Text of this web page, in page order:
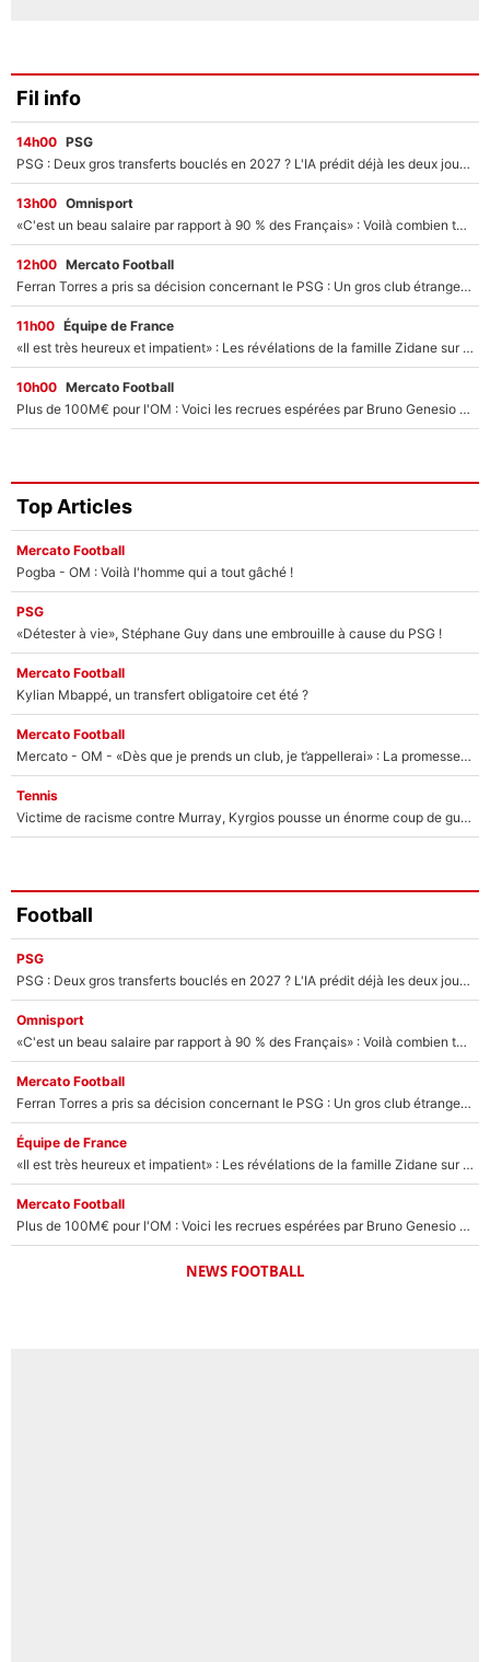
Fil info
14h00 PSG
PSG : Deux gros transferts bouclés en 2027 ? L'IA prédit déjà les deux joueurs qui pourraient rejoindre Luis Enrique !
13h00 Omnisport
«C'est un beau salaire par rapport à 90 % des Français» : Voilà combien touchait Nelson Monfort sur France Télévisions avant de rejoindre CNews
12h00 Mercato Football
Ferran Torres a pris sa décision concernant le PSG : Un gros club étranger prêt à relancer le feuilleton pour la signature du champion du monde 2026 !
11h00 Équipe de France
«Il est très heureux et impatient» : Les révélations de la famille Zidane sur sa prise de pouvoir en équipe de France !
10h00 Mercato Football
Plus de 100M€ pour l'OM : Voici les recrues espérées par Bruno Genesio et Grégory Lorenzi après l’opération dégraissage
Top Articles
Mercato Football
Pogba - OM : Voilà l'homme qui a tout gâché !
PSG
«Détester à vie», Stéphane Guy dans une embrouille à cause du PSG !
Mercato Football
Kylian Mbappé, un transfert obligatoire cet été ?
Mercato Football
Mercato - OM - «Dès que je prends un club, je t’appellerai» : La promesse de Marcelino au moment de claquer la porte
Tennis
Victime de racisme contre Murray, Kyrgios pousse un énorme coup de gueule !
Football
PSG
PSG : Deux gros transferts bouclés en 2027 ? L'IA prédit déjà les deux joueurs qui pourraient rejoindre Luis Enrique !
Omnisport
«C'est un beau salaire par rapport à 90 % des Français» : Voilà combien touchait Nelson Monfort sur France Télévisions avant de rejoindre CNews
Mercato Football
Ferran Torres a pris sa décision concernant le PSG : Un gros club étranger prêt à relancer le feuilleton pour la signature du champion du monde 2026 !
Équipe de France
«Il est très heureux et impatient» : Les révélations de la famille Zidane sur sa prise de pouvoir en équipe de France !
Mercato Football
Plus de 100M€ pour l'OM : Voici les recrues espérées par Bruno Genesio et Grégory Lorenzi après l’opération dégraissage
NEWS FOOTBALL